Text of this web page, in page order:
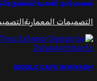
تصميم نادي الفجيرة للشطرنج
التصميمات المعمارية
RIDDLE CAFE IN RIYADH